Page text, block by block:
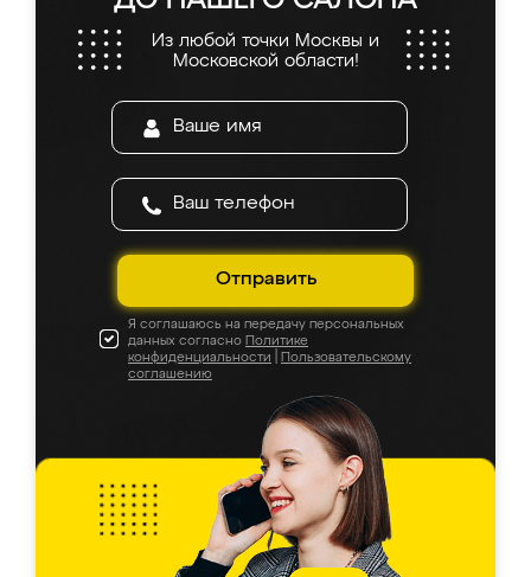
Из любой точки Москвы и
Московской области!
Отправить
Я соглашаюсь на передачу персональных
данных согласно Политике
конфиденциальности
Пользовательскому
соглашению